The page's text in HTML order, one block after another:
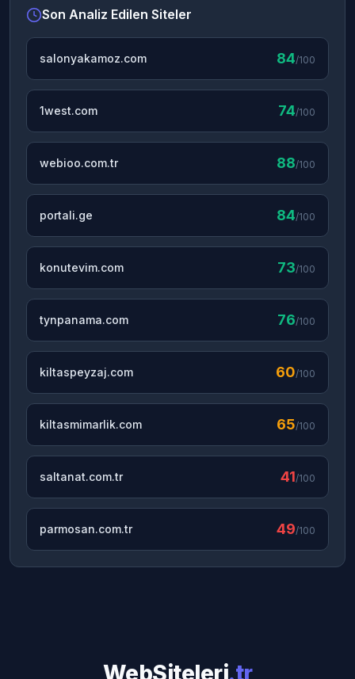
Son Analiz Edilen Siteler
salonyakamoz.com 84/100
1west.com 74/100
webioo.com.tr 88/100
portali.ge 84/100
konutevim.com 73/100
tynpanama.com 76/100
kiltaspeyzaj.com 60/100
kiltasmimarlik.com 65/100
saltanat.com.tr 41/100
parmosan.com.tr 49/100
WebSiteleri.tr